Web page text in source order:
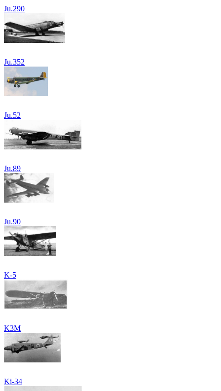
Ju.290
Ju.352
Ju.52
Ju.89
Ju.90
K-5
K3M
Ki-34